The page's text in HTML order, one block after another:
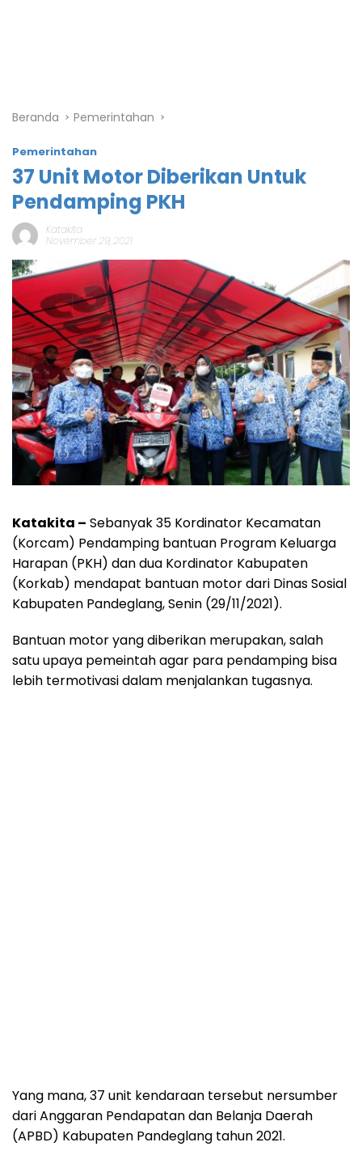
Beranda Pemerintahan
Pemerintahan
37 Unit Motor Diberikan Untuk
Pendamping PKH
Katakita
November 29, 2021
Katakita – Sebanyak 35 Kordinator Kecamatan
(Korcam) Pendamping bantuan Program Keluarga
Harapan (PKH) dan dua Kordinator Kabupaten
(Korkab) mendapat bantuan motor dari Dinas Sosial
Kabupaten Pandeglang, Senin (29/11/2021).
Bantuan motor yang diberikan merupakan, salah
satu upaya pemeintah agar para pendamping bisa
lebih termotivasi dalam menjalankan tugasnya.
Yang mana, 37 unit kendaraan tersebut nersumber
dari Anggaran Pendapatan dan Belanja Daerah
(APBD) Kabupaten Pandeglang tahun 2021.